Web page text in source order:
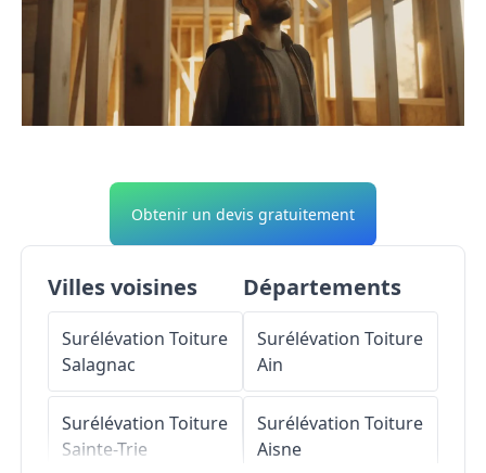
Obtenir un devis gratuitement
Villes voisines
Surélévation Toiture
Salagnac
Surélévation Toiture
Sainte-Trie
Départements
Surélévation Toiture
Ain
Surélévation Toiture
Aisne